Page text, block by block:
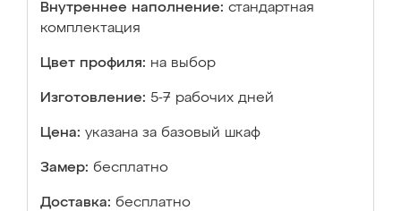
Внутреннее наполнение: стандартная
комплектация
Цвет профиля: на выбор
Изготовление: 5-7 рабочих дней
Цена: указана за базовый шкаф
Замер: бесплатно
Доставка: бесплатно